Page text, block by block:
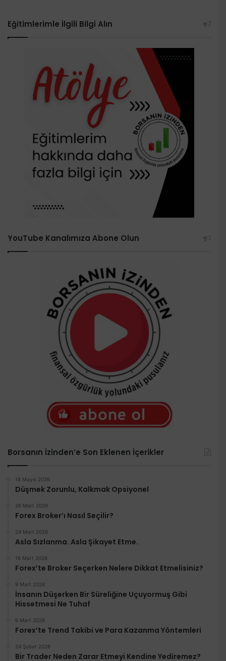
Eğitimlerimle İlgili Bilgi Alın
YouTube Kanalımıza Abone Olun
Borsanın İzinden’e Son Eklenen İçerikler
18 Mayıs 2026
Düşmek Zorunlu, Kalkmak Opsiyonel
26 Mart 2026
Forex Broker’ı Nasıl Seçilir?
24 Mart 2026
Asla Sızlanma. Asla Şikayet Etme.
16 Mart 2026
Forex’te Broker Seçerken Nelere Dikkat Etmelisiniz?
9 Mart 2026
İnsanın Düşerken Bir Süreliğine Uçuyormuş Gibi
Hissetmesi Ne Tuhaf
6 Mart 2026
Forex’te Trend Takibi ve Para Kazanma Yöntemleri
24 Şubat 2026
Bir Trader Neden Zarar Etmeyi Kendine Yediremez?